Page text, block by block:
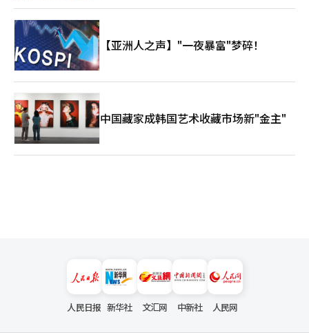
【亚洲人之声】"一夜暴富"梦碎！
中国藏家成韩国艺术收藏市场新"金主"
人民日报 新华社 文汇网 中新社 人民网